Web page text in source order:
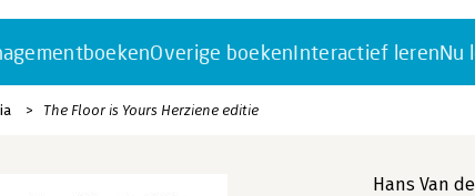
Overige boekenInteractief lerenNu
The Floor is Yours Herziene editie
Hans Van